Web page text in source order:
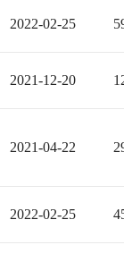
2022-02-25
2021-12-20
2021-04-22
2022-02-25